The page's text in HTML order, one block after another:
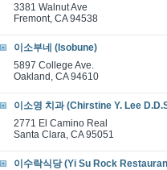
3381 Walnut Ave
Fremont, CA 94538
이소부네 (Isobune)
5897 College Ave.
Oakland, CA 94610
이소영 치과 (Chirstine Y. Lee
2771 El Camino Real
Santa Clara, CA 95051
이수락식당 (Yi Su Rock